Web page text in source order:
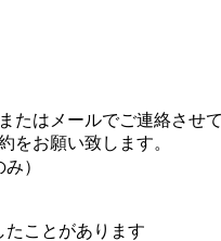
はメールでご連絡させ
をお願い致します。
）
たことがあります